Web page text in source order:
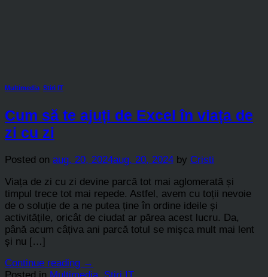
Multimedia Stiri IT
Cum să te ajuți de Excel în viața de
zi cu zi
Posted on aug. 20, 2024aug. 20, 2024 by Cristi
Viața de zi cu zi devine parcă tot mai aglomerată și
timpul trece tot mai repede. Astfel, avem cu toții nevoie
de o soluție de a ne putea ține în ordine ideile și
activitățile, oricât de ciudat ar părea acest lucru. Da,
până acum câțiva ani parcă totul se mișca mult mai lent
și nu […]
Continue reading →